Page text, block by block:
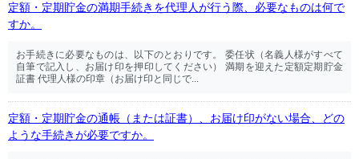
定額・定期貯金の満期手続きを代理人が行う際、必要なものは何で
すか。
お手続きに必要なものは、以下のとおりです。 委任状（名義人様がすべて
自筆で記入し、お届け印を押印してください） 満期を迎えた定額定期貯金
証書 代理人様の印章（お届け印と同じで...
定額・定期貯金の通帳（または証書）、お届け印がない場合、どの
ような手続きが必要ですか。